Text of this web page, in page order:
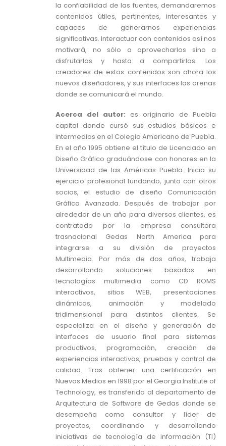
la confiabilidad de las fuentes, demandaremos
contenidos útiles, pertinentes, interesantes y
capaces de generarnos experiencias
significativas. Interactuar con contenidos así nos
motivará, no sólo a aprovecharlos sino a
disfrutarlos y hasta a compartirlos. Los
creadores de estos contenidos son ahora los
nuevos diseñadores, y sus interfaces las arenas
donde se comunicará el mundo.
Acerca del autor: es originario de Puebla
capital donde cursó sus estudios básicos e
intermedios en el Colegio Americano de Puebla.
En el año 1995 obtiene el título de Licenciado en
Diseño Gráfico graduándose con honores en la
Universidad de las Américas Puebla. Inicia su
ejercicio profesional fundando, junto con otros
socios, el estudio de diseño Comunicación
Gráfica Avanzada. Después de trabajar por
alrededor de un año para diversos clientes, es
contratado por la empresa consultora
trasnacional Gedas North America para
integrarse a su división de proyectos
Multimedia. Por más de dos años, trabaja
desarrollando soluciones basadas en
tecnologías multimedia como CD ROMS
interactivos, sitios WEB, presentaciones
dinámicas, animación y modelado
tridimensional para distintos clientes. Se
especializa en el diseño y generación de
interfaces de usuario final para sistemas
productivos, programación, creación de
experiencias interactivas, pruebas y control de
calidad. Tras obtener una certificación en
Nuevos Medios en 1998 por el Georgia Institute of
Technology, es transferido al departamento de
Arquitectura de Software de Gedas donde se
desempeña como consultor y líder de
proyectos, coordinando y desarrollando
iniciativas de tecnología de información (TI)